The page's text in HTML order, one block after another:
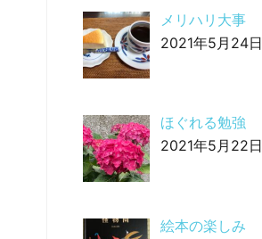
メリハリ大事
2021年5月24日
ほぐれる勉強
2021年5月22日
絵本の楽しみ